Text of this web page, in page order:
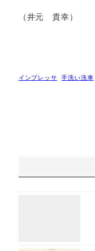
（井元 貴幸）
インプレッサ 手洗い洗車